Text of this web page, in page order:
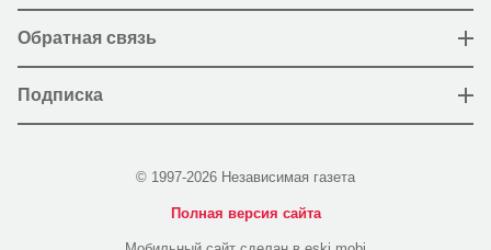
Обратная связь
Подписка
© 1997-2026 Независимая газета
Полная версия сайта